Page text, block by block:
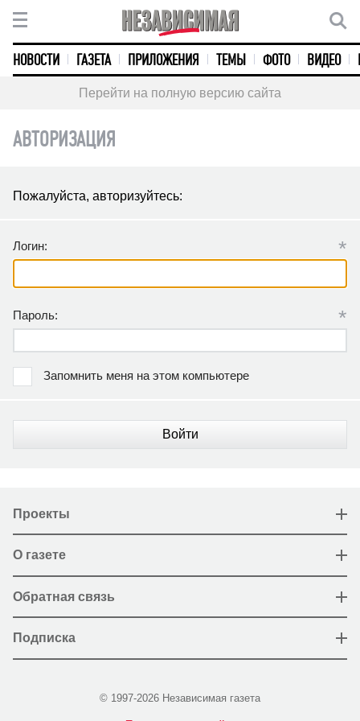
НОВОСТИ ГАЗЕТА ПРИЛОЖЕНИЯ ТЕМЫ ФОТО ВИДЕО
Перейти на полную версию сайта
АВТОРИЗАЦИЯ
Пожалуйста, авторизуйтесь:
Логин: *
Пароль: *
Запомнить меня на этом компьютере
Войти
Проекты
О газете
Обратная связь
Подписка
© 1997-2026 Независимая газета